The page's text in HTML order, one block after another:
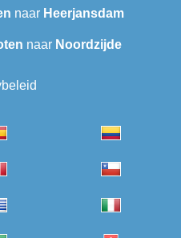
naar Heerjansdam
naar Noordzijde